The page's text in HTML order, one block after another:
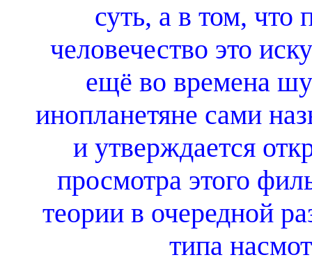
суть, а в том, что
человечество это
ещё во времена
инопланетяне сами
и утверждается
просмотра этого
теории в очередной
типа